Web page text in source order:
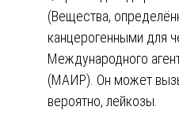
(Вещества,
канцерогенными для
Международного
(МАИР). Он может
вероятно, лейкозы.